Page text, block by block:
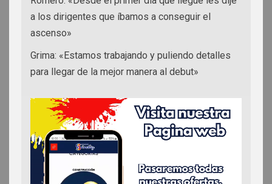
a los dirigentes que íbamos a conseguir el
ascenso»
Grima: «Estamos trabajando y puliendo detalles
para llegar de la mejor manera al debut»